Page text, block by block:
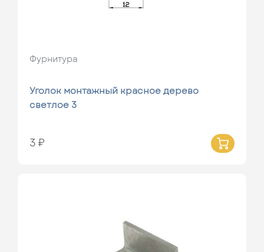
Фурнитура
Уголок монтажный красное дерево
светлое 3
3 ₽